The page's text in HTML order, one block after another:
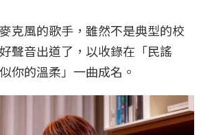
克風的歌手，雖然不是典型的校
聲音出道了，以收錄在「民謠
你的溫柔」一曲成名。